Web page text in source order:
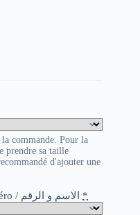
commande. Pour la
prendre sa taille
d'ajouter une
Personnalisation Flocage: Nom et Numéro / الاسم و الرقم *